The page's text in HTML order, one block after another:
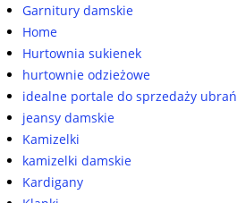
Garnitury damskie
Home
Hurtownia sukienek
hurtownie odzieżowe
idealne portale do sprzedaży ubrań
jeansy damskie
Kamizelki
kamizelki damskie
Kardigany